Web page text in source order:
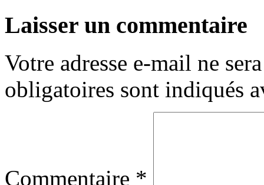
Laisser un commentaire
Votre adresse e-mail ne
obligatoires sont indiqués
Commentaire *